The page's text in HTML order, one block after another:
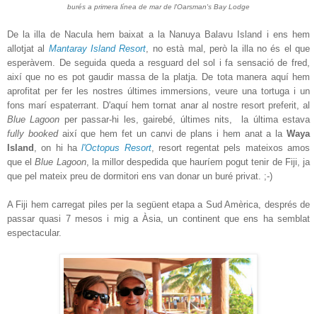
burés a primera línea de mar de l'Oarsman's Bay Lodge
De la illa de Nacula hem baixat a la Nanuya Balavu Island i ens hem
allotjat al Mantaray Island Resort , no està mal, però la illa no és el que
esperàvem. De seguida queda a resguard del sol i fa sensació de fred,
així que no es pot gaudir massa de la platja. De tota manera aquí hem
aprofitat per fer les nostres últimes immersions, veure una tortuga i un
fons marí espaterrant. D'aquí hem tornat anar al nostre resort preferit, al
Blue Lagoon per passar-hi les, gairebé, últimes nits, la última estava
fully bookedaixí que hem fet un canvi de plans i hem anat a laWaya
Island
, on hi hal'Octopus Resort, resort regentat pels mateixos amos
que elBlue Lagoon, la millor despedida que hauríem pogut tenir de Fiji, ja
que pel mateix preu de dormitori ens van donar un buré privat. ;-)
A Fiji hem carregat piles per la següent etapa a Sud Amèrica, després de
passar quasi 7 mesos i mig a Àsia, un continent que ens ha semblat
espectacular.